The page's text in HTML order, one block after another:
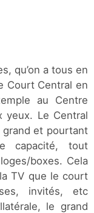
qu’on a tous en
Court Central en
au Centre
yeux. Le Central
grand et pourtant
capacité, tout
boxes. Cela
TV que le court
invités, etc
le grand